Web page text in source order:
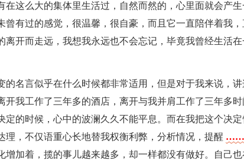
在这么大的集体里生活过，自然而然的，心里面就会产
曾有过的感觉，很温馨，很自豪，而且它一直陪伴着我
开而走远，我想我永远也不会忘记，毕竟我曾经生活在
的名言似乎在什么时候都非常适用，但是对于我来说，
开我工作了三年多的酒店，离开与我并肩工作了三年多
定的时候，心中的波澜久久不能平息。而在我把这个决
理，不仅语重心长地替我权衡利弊，分析情况，提醒 ……
增加着，揽的事儿越来越多，却一样都没有做好。自己